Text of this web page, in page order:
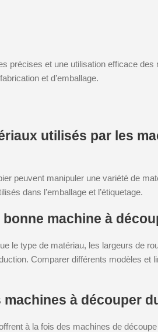
précises et une utilisation efficace des
et d’emballage.
utilisés par les
peuvent manipuler une variété de
dans l’emballage et l’étiquetage.
machine à
le type de matériau, les largeurs de
Comparer différents modèles et
à découper
à la fois des machines de découpe